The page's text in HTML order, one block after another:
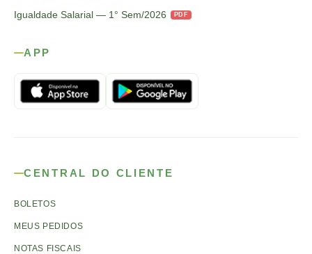
Igualdade Salarial — 1° Sem/2026
PDF
APP
CENTRAL DO CLIENTE
BOLETOS
MEUS PEDIDOS
NOTAS FISCAIS